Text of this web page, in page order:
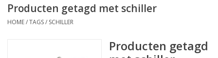
Hygiëne & opslag
Producten getagd met schiller
HOME/TAGS/ SCHILLER
Producten getagd